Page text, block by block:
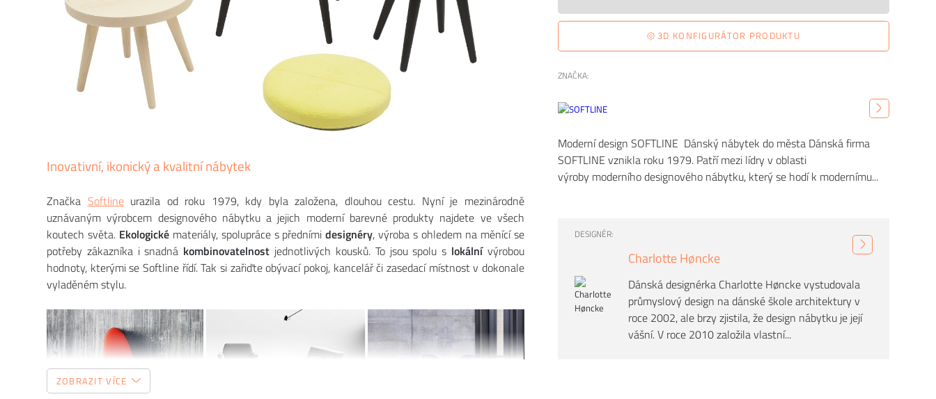
3D KONFIGURÁTOR PRODUKTU
ZNAČKA:
Moderní design SOFTLINE Dánský nábytek do města Dánská firma
SOFTLINE vznikla roku 1979. Patří mezi lídry v oblasti
výroby moderního designového nábytku, který se hodí k modernímu...
DESIGNÉR:
Charlotte Høncke
Dánská designérka Charlotte Høncke vystudovala
průmyslový design na dánské škole architektury v
roce 2002, ale brzy zjistila, že design nábytku je její
vášní. V roce 2010 založila vlastní...
Inovativní, ikonický a kvalitní nábytek
Značka Softlineurazila od roku 1979, kdy byla založena, dlouhou cestu. Nyní je mezinárodně
uznávaným výrobcem designového nábytku a jejich moderní barevné produkty najdete ve všech
koutech světa. Ekologické materiály, spolupráce s přednímidesignéry, výroba s ohledem na měnící se
potřeby zákazníka i snadná kombinovatelnost jednotlivých kousků. To jsou spolu s lokální výrobou
hodnoty, kterými se Softline řídí. Tak si zařiďte obývací pokoj, kancelář či zasedací místnost v dokonale
vyladěném stylu.
ZOBRAZIT VÍCE